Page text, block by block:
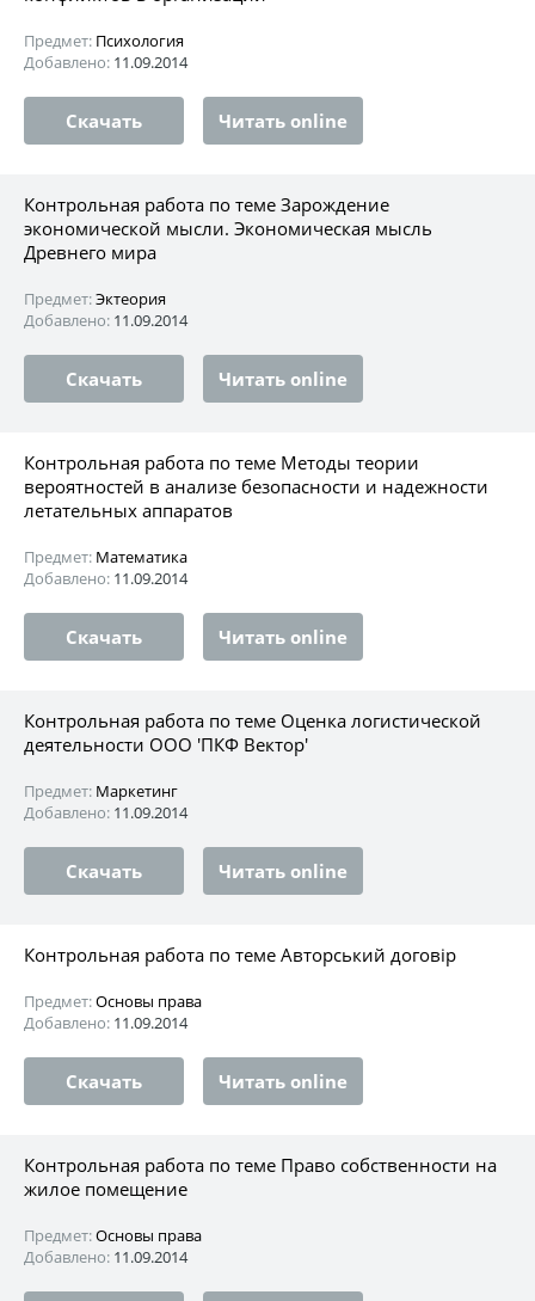
Предмет: Психология
Добавлено: 11.09.2014
Скачать Читать online
Контрольная работа по теме Зарождение
экономической мысли. Экономическая мысль
Древнего мира
Предмет:Эктеория
Добавлено: 11.09.2014
Скачать Читать online
Контрольная работа по теме Методы теории
вероятностей в анализе безопасности и надежности
летательных аппаратов
Предмет: Математика
Добавлено: 11.09.2014
Скачать Читать online
Контрольная работа по теме Оценка логистической
деятельности ООО 'ПКФ Вектор'
Предмет: Маркетинг
Добавлено: 11.09.2014
Скачать Читать online
Контрольная работа по теме Авторський договір
Предмет:Основы права
Добавлено: 11.09.2014
Скачать Читать online
Контрольная работа по теме Право собственности на
жилое помещение
Предмет:Основы права
Добавлено: 11.09.2014